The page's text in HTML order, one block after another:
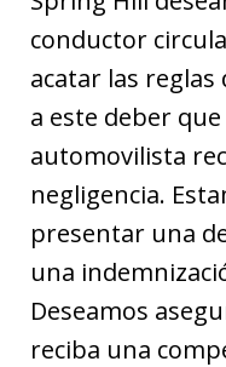
conductor
acatar las reglas
a este deber
automovilista
negligencia.
presentar una
una
Deseamos
reciba una